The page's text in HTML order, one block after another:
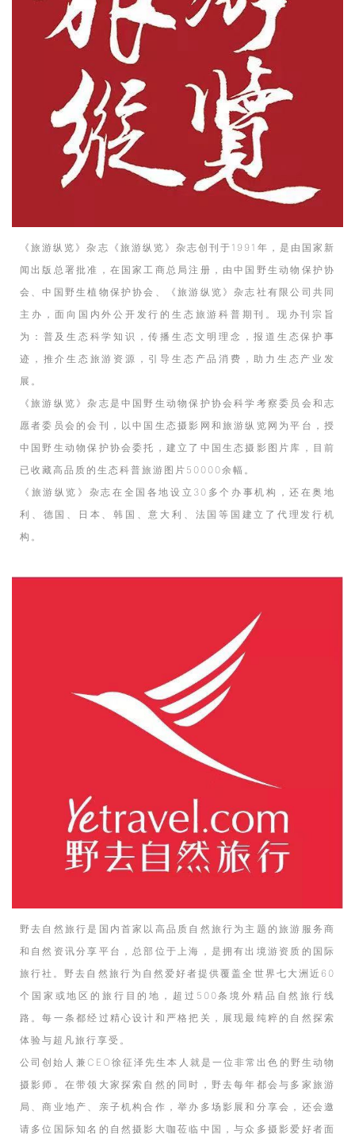
《旅游纵览》杂志《旅游纵览》杂志创刊于1991年，是由国家新
闻出版总署批准，在国家工商总局注册，由中国野生动物保护协
会、中国野生植物保护协会、《旅游纵览》杂志社有限公司共同
主办，面向国内外公开发行的生态旅游科普期刊。现办刊宗旨
为：普及生态科学知识，传播生态文明理念，报道生态保护事
迹，推介生态旅游资源，引导生态产品消费，助力生态产业发
展。
《旅游纵览》杂志是中国野生动物保护协会科学考察委员会和志
愿者委员会的会刊，以中国生态摄影网和旅游纵览网为平台，授
中国野生动物保护协会委托，建立了中国生态摄影图片库，目前
已收藏高品质的生态科普旅游图片50000余幅。
《旅游纵览》杂志在全国各地设立30多个办事机构，还在奥地
利、德国、日本、韩国、意大利、法国等国建立了代理发行机
构。
野去自然旅行是国内首家以高品质自然旅行为主题的旅游服务商
和自然资讯分享平台，总部位于上海，是拥有出境游资质的国际
旅行社。野去自然旅行为自然爱好者提供覆盖全世界七大洲近60
个国家或地区的旅行目的地，超过500条境外精品自然旅行线
路。每一条都经过精心设计和严格把关，展现最纯粹的自然探索
体验与超凡旅行享受。
公司创始人兼CEO徐征泽先生本人就是一位非常出色的野生动物
摄影师。在带领大家探索自然的同时，野去每年都会与多家旅游
局、商业地产、亲子机构合作，举办多场影展和分享会，还会邀
请多位国际知名的自然摄影大咖莅临中国，与众多摄影爱好者面